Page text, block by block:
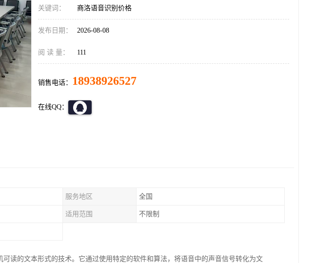
关键词： 商洛语音识别价格
发布日期： 2026-08-08
阅 读 量： 111
销售电话： 18938926527
在线QQ：
服务地区 全国
适用范围 不限制
读的文本形式的技术。它通过使用特定的软件和算法，将语音中的声音信号转化为文